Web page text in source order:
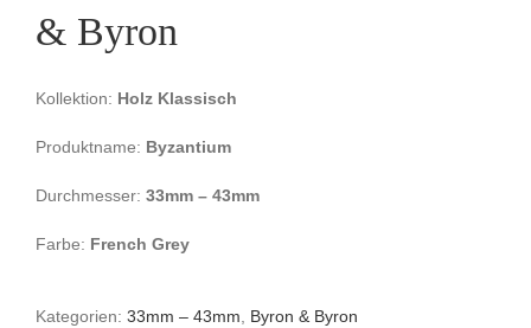
& Byron
Kollektion: Holz Klassisch
Produktname: Byzantium
Durchmesser: 33mm – 43mm
Farbe: French Grey
Kategorien: 33mm – 43mm
Byron & Byron